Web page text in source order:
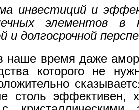
инвестиций и
элементов в
и долгосрочной
наше время даже
которого не
столь эффективен,